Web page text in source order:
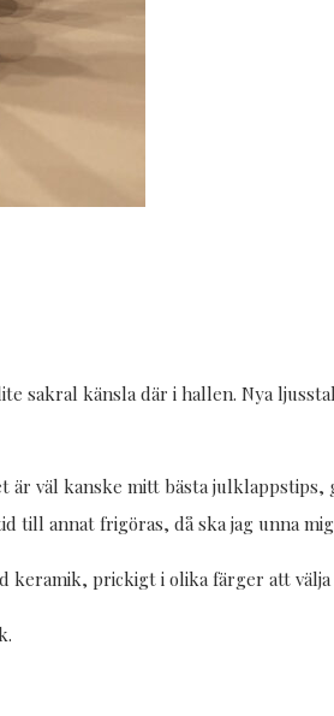
sakral känsla där i hallen. Nya
väl kanske mitt bästa julklappstips,
annat frigöras, då ska jag unna
keramik, prickigt i olika färger att